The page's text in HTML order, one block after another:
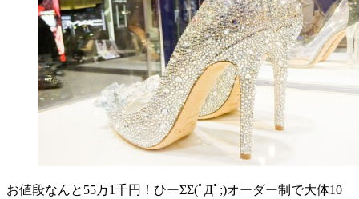
お値段なんと55万1千円！ ひーΣΣ(ﾟДﾟ;)オーダー制で大体10